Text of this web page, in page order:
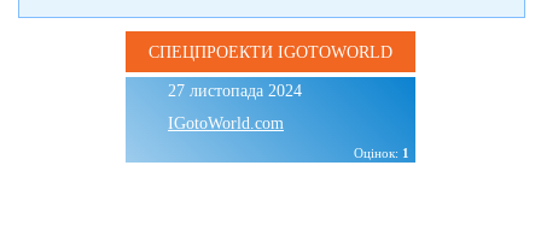
СПЕЦПРОЕКТИ IGOTOWORLD
27 листопада 2024
IGotoWorld.com
Оцінок: 1